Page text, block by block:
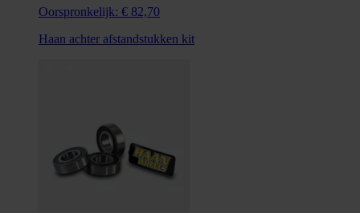
Oorspronkelijk: € 82,70
Haan achter afstandstukken kit